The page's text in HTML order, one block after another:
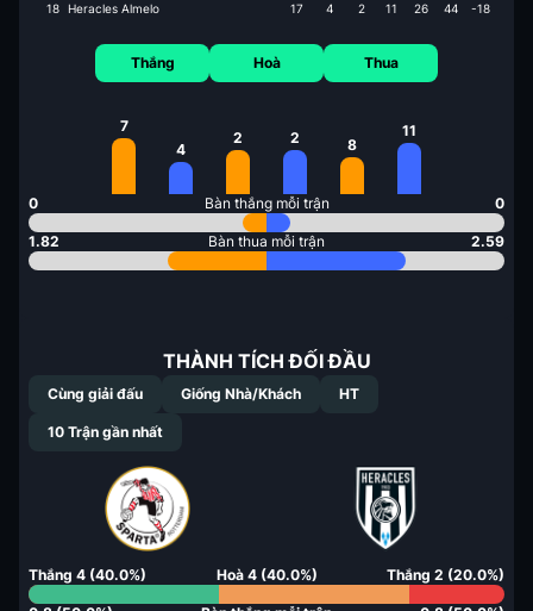
18 Heracles Almelo 17 4 2 11 26 44 -18
Thắng
7
4
Hoà
2 2
Thua
8
11
0 Bàn thắng mỗi trận 0
1.82 Bàn thua mỗi trận 2.59
THÀNH TÍCH ĐỐI ĐẦU
Cùng giải đấu Giống Nhà/Khách HT
10 Trận gần nhất
Thắng 4 (40.0%) Hoà 4(40.0%) Thắng 2 (20.0%)